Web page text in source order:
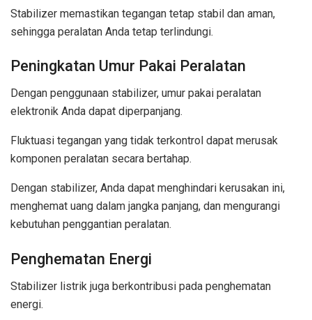
Stabilizer memastikan tegangan tetap stabil dan aman,
sehingga peralatan Anda tetap terlindungi.
Peningkatan Umur Pakai Peralatan
Dengan penggunaan stabilizer, umur pakai peralatan
elektronik Anda dapat diperpanjang.
Fluktuasi tegangan yang tidak terkontrol dapat merusak
komponen peralatan secara bertahap.
Dengan stabilizer, Anda dapat menghindari kerusakan ini,
menghemat uang dalam jangka panjang, dan mengurangi
kebutuhan penggantian peralatan.
Penghematan Energi
Stabilizer listrik juga berkontribusi pada penghematan
energi.